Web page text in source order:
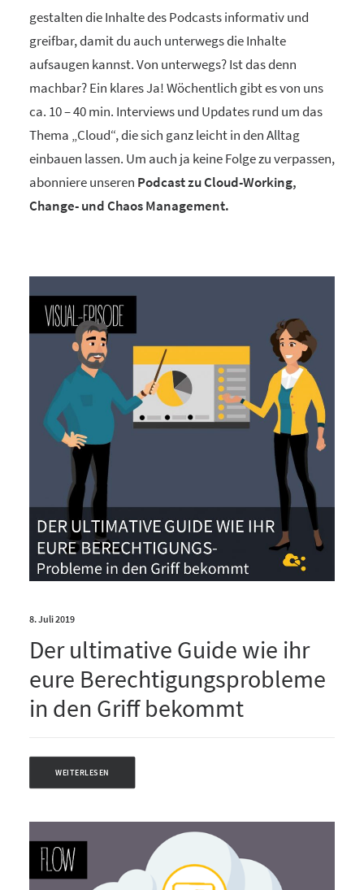
gestalten die Inhalte des Podcasts informativ und
greifbar, damit du auch unterwegs die Inhalte
aufsaugen kannst. Von unterwegs? Ist das denn
machbar? Ein klares Ja! Wöchentlich gibt es von uns
ca. 10 – 40 min. Interviews und Updates rund um das
Thema „Cloud“, die sich ganz leicht in den Alltag
einbauen lassen. Um auch ja keine Folge zu verpassen,
abonniere unseren Podcast zu Cloud-Working,
Change- und Chaos Management.
8. Juli 2019
Der ultimative Guide wie ihr
eure Berechtigungsprobleme
in den Griff bekommt
WEITERLESEN